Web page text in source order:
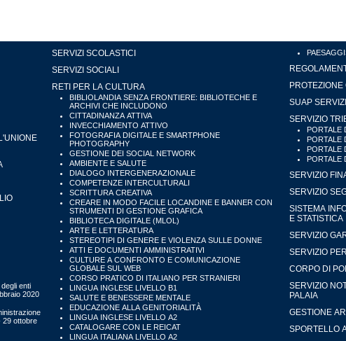
enti
2020
29 ottobre
SERVIZI SCOLASTICI
SERVIZI SOCIALI
RETI PER LA CULTURA
BIBLIOLANDIA SENZA FRONTIERE: BIBLIOTECHE E
ARCHIVI CHE INCLUDONO
CITTADINANZA ATTIVA
INVECCHIAMENTO ATTIVO
FOTOGRAFIA DIGITALE E SMARTPHONE
PHOTOGRAPHY
GESTIONE DEI SOCIAL NETWORK
AMBIENTE E SALUTE
DIALOGO INTERGENERAZIONALE
COMPETENZE INTERCULTURALI
SCRITTURA CREATIVA
CREARE IN MODO FACILE LOCANDINE E BANNER CON
STRUMENTI DI GESTIONE GRAFICA
BIBLIOTECA DIGITALE (MLOL)
ARTE E LETTERATURA
STEREOTIPI DI GENERE E VIOLENZA SULLE DONNE
ATTI E DOCUMENTI AMMINISTRATIVI
CULTURE A CONFRONTO E COMUNICAZIONE
GLOBALE SUL WEB
CORSO PRATICO DI ITALIANO PER STRANIERI
LINGUA INGLESE LIVELLO B1
SALUTE E BENESSERE MENTALE
EDUCAZIONE ALLA GENITORIALITÀ
LINGUA INGLESE LIVELLO A2
CATALOGARE CON LE REICAT
LINGUA ITALIANA LIVELLO A2
PROTEZIONE
SUAP
SERVIZIO
PORTALE
PORTALE
PORTALE
PORTALE
SERVIZIO
SERVIZIO
SISTEMA
E STATISTICA
SERVIZIO
SERVIZIO
CORPO DI
SERVIZIO
PALAIA
GESTIONE
SPORTELLO